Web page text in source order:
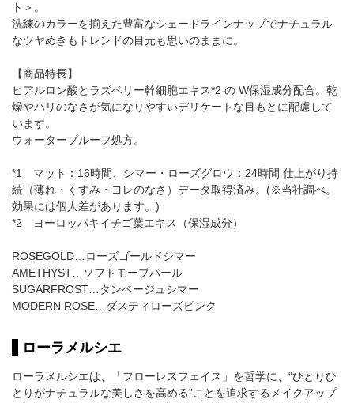
ト＞。
洗練のカラーを揃えた豊富なシェードラインナップでナチュラル
なツヤめきもトレンドの目元も思いのままに。
【商品特長】
ヒアルロン酸とラズベリー幹細胞エキス*2 の W保湿成分配合。乾
燥やハリのなさが気になりやすいデリケートな目もとに配慮して
います。
ウォータープルーフ処方。
*1 マット：16時間、シマー・ローズグロウ：24時間 仕上がり持
続（薄れ・くすみ・ヨレのなさ）データ取得済み。(※当社調べ。
効果には個人差があります。)
*2 ヨーロッパキイチゴ葉エキス（保湿成分）
ROSEGOLD…ローズゴールドシマー
AMETHYST…ソフトモーブパール
SUGARFROST…タンベージュシマー
MODERN ROSE…ダスティローズピンク
ローラメルシエ
ローラメルシエは、「フローレスフェイス」を哲学に、“ひとりひ
とりがナチュラルな美しさを高める”ことを追求するメイクアップ